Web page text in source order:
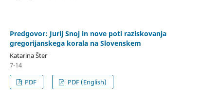
Predgovor: Jurij Snoj in nove poti raziskovanja
gregorijanskega korala na Slovenskem
Katarina Šter
7-14
PDF
PDF (English)